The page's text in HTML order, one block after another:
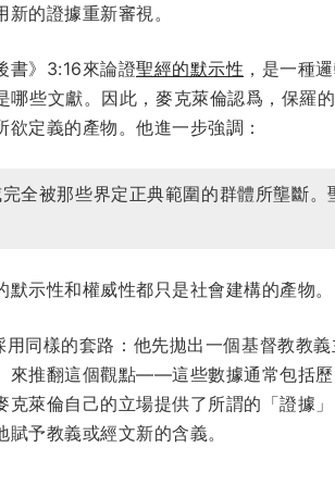
的證據重新審視。
書》3:16來論證聖經的默示性 ，是一種
哪些文獻。因此，麥克萊倫認爲，保羅
定義的產物。他進一步強調：
全被那些界定正典範圍的群體所壟斷
示性和權威性都只是社會建構的產物。
同樣的套路：他先拋出一個基督教教
來推翻這個觀點——這些數據通常包括
萊倫自己的立場提供了所謂的「證據
予教義或經文新的含義。